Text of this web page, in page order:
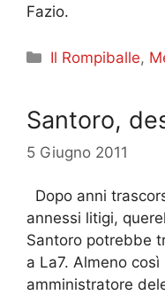
Fazio.
Categorie
Il Rompiballe,
Santoro,
5 Giugno 2011
Dopo anni
annessi litigi,
Santoro potrebbe
a La7. Almeno
amministratore